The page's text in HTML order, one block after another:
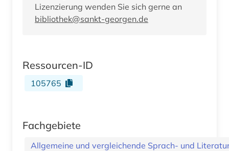
Lizenzierung wenden Sie sich gerne an
bibliothek@sankt-georgen.de
Ressourcen-ID
105765
Fachgebiete
Allgemeine und vergleichende Sprach- und